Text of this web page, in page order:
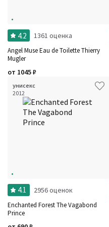
4.2 1361 оценка
Angel Muse Eau de Toilette Thierry
Mugler
от 1045₽
унисекс
2012
4.1 2956 оценок
Enchanted Forest The Vagabond
Prince